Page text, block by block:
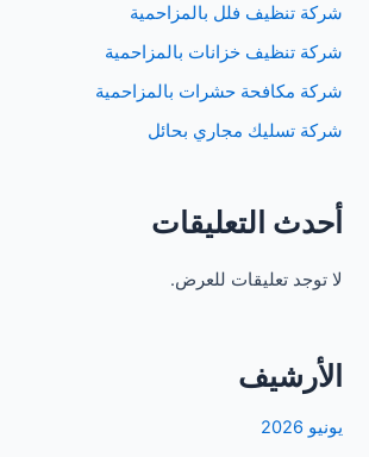
شركة تنظيف فلل بالمزاحمية
شركة تنظيف خزانات بالمزاحمية
شركة مكافحة حشرات بالمزاحمية
شركة تسليك مجاري بحائل
أحدث التعليقات
لا توجد تعليقات للعرض.
الأرشيف
يونيو 2026